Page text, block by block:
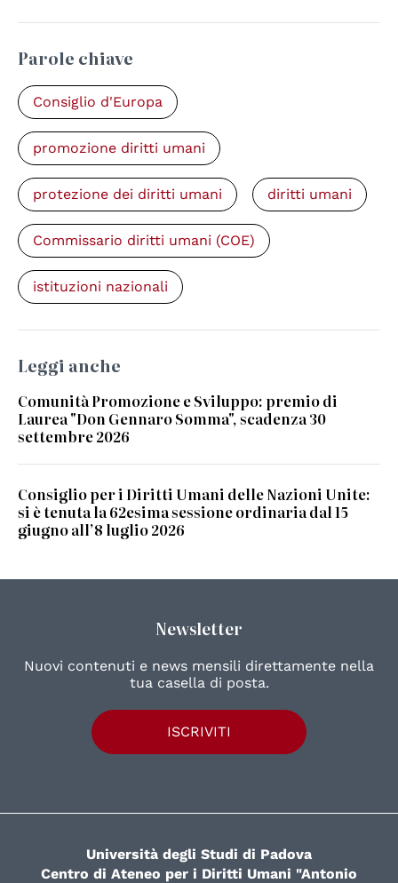
Parole chiave
Consiglio d'Europa
promozione diritti umani
protezione dei diritti umani diritti umani
Commissario diritti umani (COE)
istituzioni nazionali
Leggi anche
Comunità Promozione e Sviluppo: premio di
Laurea "Don Gennaro Somma", scadenza 30
settembre 2026
Consiglio per i Diritti Umani delle Nazioni Unite:
si è tenuta la 62esima sessione ordinaria dal 15
giugno all’8 luglio 2026
Newsletter
Nuovi contenuti e news mensili direttamente nella
tua casella di posta.
ISCRIVITI
Università degli Studi di Padova
Centro di Ateneo per i Diritti Umani "Antonio